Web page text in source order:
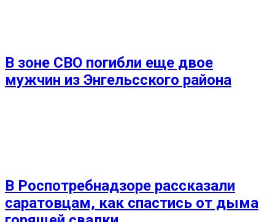
В зоне СВО погибли еще двое
мужчин из Энгельсского района
В Роспотребнадзоре рассказали
саратовцам, как спастись от дыма